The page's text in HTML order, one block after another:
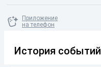
Приложение
на телефон
История событий